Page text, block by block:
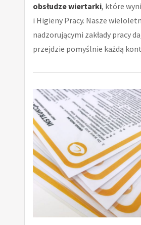
obsłudze wiertarki, które
i Higieny Pracy. Nasze
nadzorującymi zakłady pracy
przejdzie pomyślnie każdą